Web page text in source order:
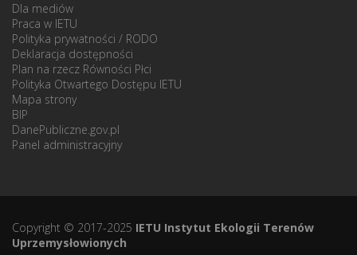
Dla mediów
Praca w IETU
Polityka prywatności / RODO
Deklaracja dostępności
Plan na rzecz Równości Płci
Polityka Otwartego Dostępu IETU
Mapa strony
BIP
DanePubliczne.gov.pl
Panel administracyjny
Copyright © 2017-2025 IETU Instytut Ekologii Terenów
Uprzemysłowionych